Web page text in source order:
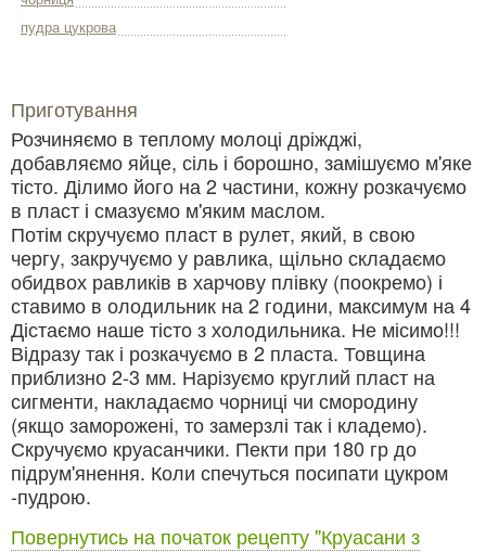
пудра цукрова
Приготування
Розчиняємо в теплому молоці дріжджі,
добавляємо яйце, сіль і борошно, замішуємо м'яке
тісто. Ділимо його на 2 частини, кожну розкачуємо
в пласт і смазуємо м'яким маслом.
Потім скручуємо пласт в рулет, який, в свою
чергу, закручуємо у равлика, щільно складаємо
обидвох равликів в харчову плівку (поокремо) і
ставимо в олодильник на 2 години, максимум на 4
Дістаємо наше тісто з холодильника. Не місимо!!!
Відразу так і розкачуємо в 2 пласта. Товщина
приблизно 2-3 мм. Нарізуємо круглий пласт на
сигменти, накладаємо чорниці чи смородину
(якщо заморожені, то замерзлі так і кладемо).
Скручуємо круасанчики. Пекти при 180 гр до
підрум'янення. Коли спечуться посипати цукром
-пудрою.
Повернутись на початок рецепту "Круасани з